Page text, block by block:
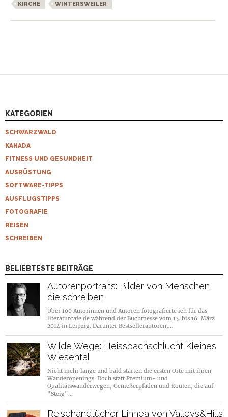
KIRCHE WINTERSWEILER
KATEGORIEN
SCHWARZWALD
KANADA
FITNESS UND GESUNDHEIT
AUSRÜSTUNG
SOFTWARE-TIPPS
AUSFLUGSTIPPS
FOTOGRAFIE
REISEN
SCHREIBEN
BELIEBTESTE BEITRÄGE
Autorenportraits: Bilder von Menschen,
die schreiben
Über 100 Autorinnen und Autoren fotografierte ich für das
literaturcafe.de während der Buchmesse vom 13. bis 16. März
2014 in Leipzig. Darunter Bestsellerautoren,…
Wilde Wege: Heissbachschlucht Kleines
Wiesental
Nicht mehr lange und bald starten die ersten Orte mit ihren
Wanderopenings. Doch statt Premium- und
Qualitätswanderwegen, Genießerpfaden und Routen, die auf
"Steig"…
Reisehandtücher Linnea von Valleys&Hills